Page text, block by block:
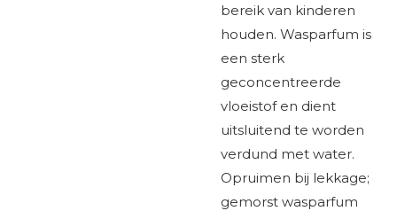
bereik van kinderen
houden. Wasparfum is
een sterk
geconcentreerde
vloeistof en dient
uitsluitend te worden
verdund met water.
Opruimen bij lekkage;
gemorst wasparfum